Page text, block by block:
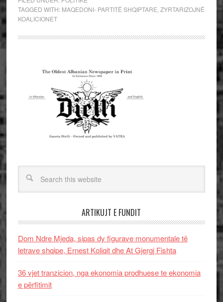
TAGGED WITH: MAQEDONI- PARTITË SHQIPTARE ZYRTARIZOJNË
KOALICIONET
ARTIKUJT E FUNDIT
Dom Ndre Mjeda, sipas dy figurave monumentale të
letrave shqipe, Ernest Koliqit dhe At Gjergj Fishta
36 vjet tranzicion, nga ekonomia prodhuese te ekonomia
e përfitimit